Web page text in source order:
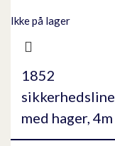
Ikke på lager
1852
sikkerhedsline
med hager, 4m